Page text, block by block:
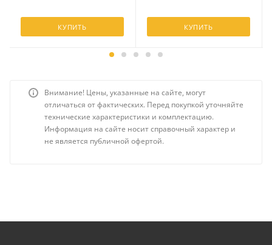
КУПИТЬ КУПИТЬ
Внимание! Цены, указанные на сайте, могут
отличаться от фактических. Перед покупкой уточняйте
технические характеристики и комплектацию.
Информация на сайте носит справочный характер и
не является публичной офертой.